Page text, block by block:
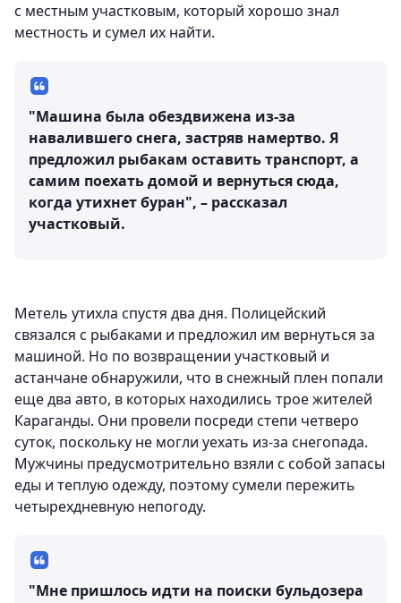
с местным участковым, который хорошо знал
местность и сумел их найти.
"Машина была обездвижена из-за
навалившего снега, застряв намертво. Я
предложил рыбакам оставить транспорт, а
самим поехать домой и вернуться сюда,
когда утихнет буран", – рассказал
участковый.
Метель утихла спустя два дня. Полицейский
связался с рыбаками и предложил им вернуться за
машиной. Но по возвращении участковый и
астанчане обнаружили, что в снежный плен попали
еще два авто, в которых находились трое жителей
Караганды. Они провели посреди степи четверо
суток, поскольку не могли уехать из-за снегопада.
Мужчины предусмотрительно взяли с собой запасы
еды и теплую одежду, поэтому сумели пережить
четырехдневную непогоду.
"Мне пришлось идти на поиски бульдозера